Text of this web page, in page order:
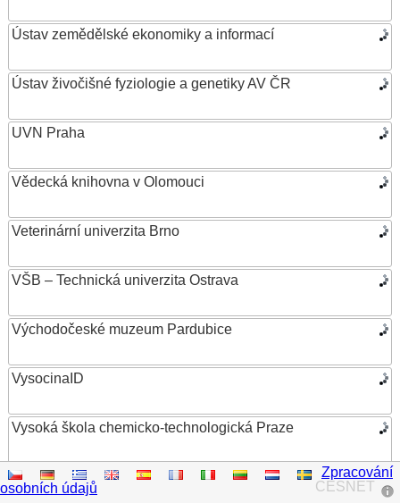
Ústav zemědělské ekonomiky a informací
Ústav živočišné fyziologie a genetiky AV ČR
UVN Praha
Vědecká knihovna v Olomouci
Veterinární univerzita Brno
VŠB – Technická univerzita Ostrava
Východočeské muzeum Pardubice
VysocinaID
Vysoká škola chemicko-technologická Praze
Vysoká škola ekonomická v Praze
CESNET
Zpracování
osobních údajů